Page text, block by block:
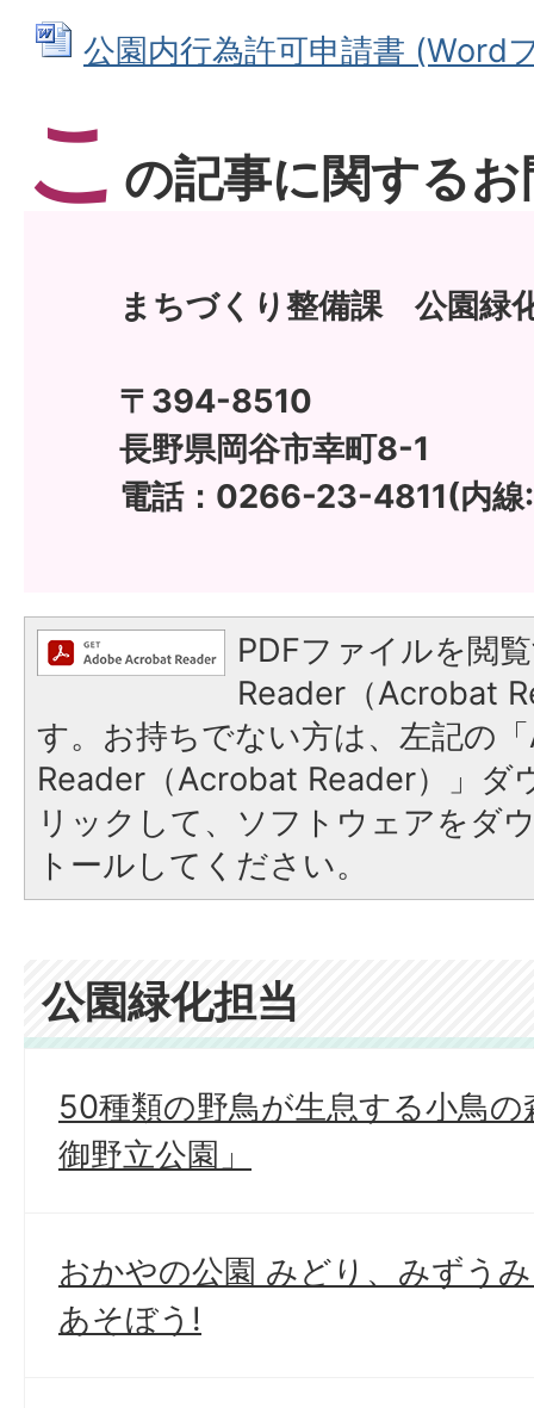
公園内行為許可申請書 (Word
こ の記事に関する
まちづくり整備課 公園緑
〒394-8510
長野県岡谷市幸町8-1
電話：0266-23-4811(内
PDFファイルを閲
Reader（Acrobat
す。お持ちでない方は、左記の
Reader（Acrobat Reader）」ダ
リックして、ソフトウェアをダ
トールしてください。
公園緑化担当
50種類の野鳥が生息する小鳥
御野立公園」
おかやの公園 みどり、みずう
あそぼう!